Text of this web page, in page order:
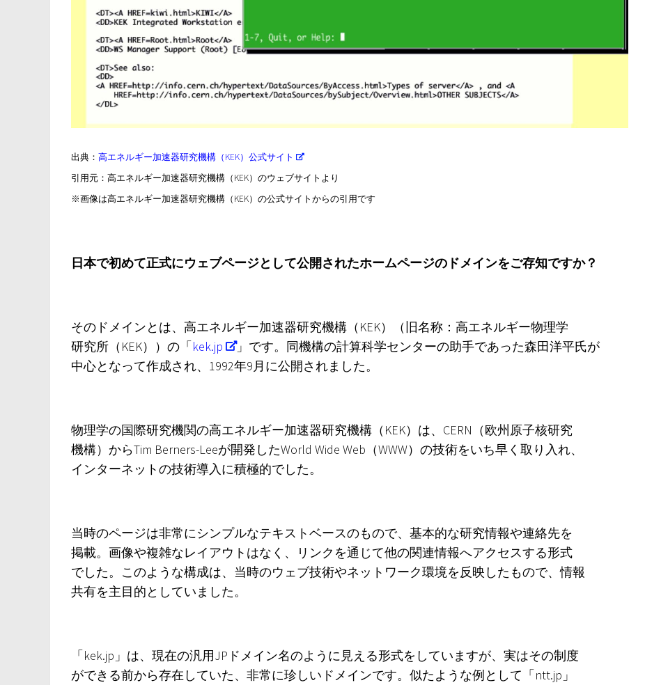
出典： 高エネルギー加速器研究機構（KEK）公式サイト
引用元：高エネルギー加速器研究機構（KEK）のウェブサイトより
※画像は高エネルギー加速器研究機構（KEK）の公式サイトからの引用です
日本で初めて正式にウェブページとして公開されたホームページのドメインをご存知ですか？
そのドメインとは、高エネルギー加速器研究機構（KEK）（旧名称：高エネルギー物理学
研究所（KEK））の「kek.jp
」です。同機構の計算科学センターの助手であった森田洋平氏が
中心となって作成され、1992年9月に公開されました。
物理学の国際研究機関の高エネルギー加速器研究機構（KEK）は、CERN（欧州原子核研究
機構）からTim Berners-Leeが開発したWorld Wide Web（WWW）の技術をいち早く取り入れ、
インターネットの技術導入に積極的でした。
当時のページは非常にシンプルなテキストベースのもので、基本的な研究情報や連絡先を
掲載。​画像や複雑なレイアウトはなく、リンクを通じて他の関連情報へアクセスする形式
でした。​このような構成は、当時のウェブ技術やネットワーク環境を反映したもので、情報
共有を主目的としていました。 ​
「kek.jp」は、現在の汎用JPドメイン名のように見える形式をしていますが、実はその制度
ができる前から存在していた、非常に珍しいドメインです。似たような例として「ntt.jp」